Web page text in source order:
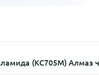
(КС705М) Алмаз